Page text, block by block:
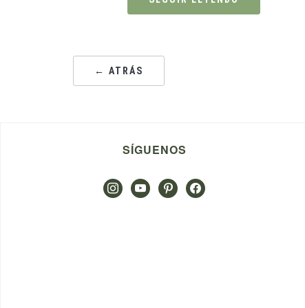
← ATRÁS
SÍGUENOS
instagramyoutubepinterestfacebook